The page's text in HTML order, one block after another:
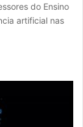
do Ensino
artificial nas